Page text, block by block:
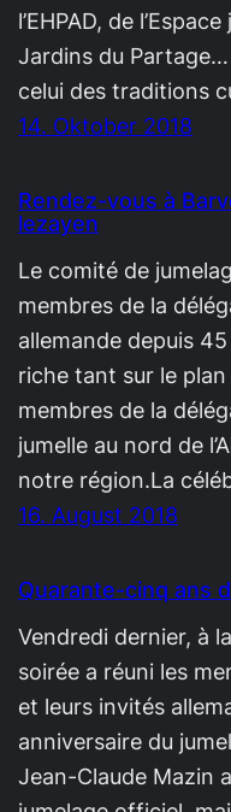
l’EHPAD, de
Jardins du
celui des traditions
14. Oktober 2018
Rendez-vous à
lezayen
Le comité de
membres de la
allemande depuis
riche tant sur le plan
membres de la
jumelle au nord de
notre région.La
16. August 2018
Quarante-cinq ans
Vendredi dernier, à
soirée a réuni les
et leurs invités
anniversaire du
Jean-Claude Mazin